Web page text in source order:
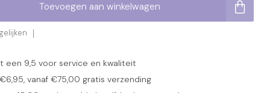
Toevoegen aan winkelwagen
een 9,5 voor service en kwaliteit
vanaf €75,00 gratis verzending